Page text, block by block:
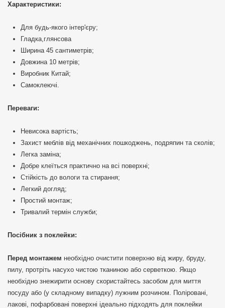
Характеристики:
Для будь-якого інтер'єру;
Гладка,глянсова
Ширина 45 сантиметрів;
Довжина 10 метрів;
Виробник Китай;
Самоклеючі.
Переваги:
Невисока вартість;
Захист меблів від механічних пошкоджень, подряпин та сколів;
Легка заміна;
Добре клеїться практично на всі поверхні;
Стійкість до вологи та стирання;
Легкий догляд;
Простий монтаж;
Тривалий термін служби;
Посібник з поклейки:
Перед монтажем необхідно очистити поверхню від жиру, бруду,
пилу, протріть насухо чистою тканиною або серветкою. Якщо
необхідно знежирити основу скористайтесь засобом для миття
посуду або (у складному випадку) лужним розчином. Поліровані,
лакові, пофарбовані поверхні ідеально підходять для поклейки